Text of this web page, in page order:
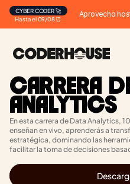
Hasta el 09/08 ⏰
CYBER CODER 🚀 Aprovecha
CARRERA
ANALYTICS
En esta carrera de Data Analytics,
enseñan en vivo, aprenderás a
estratégica, dominando las
facilitar la toma de decisiones